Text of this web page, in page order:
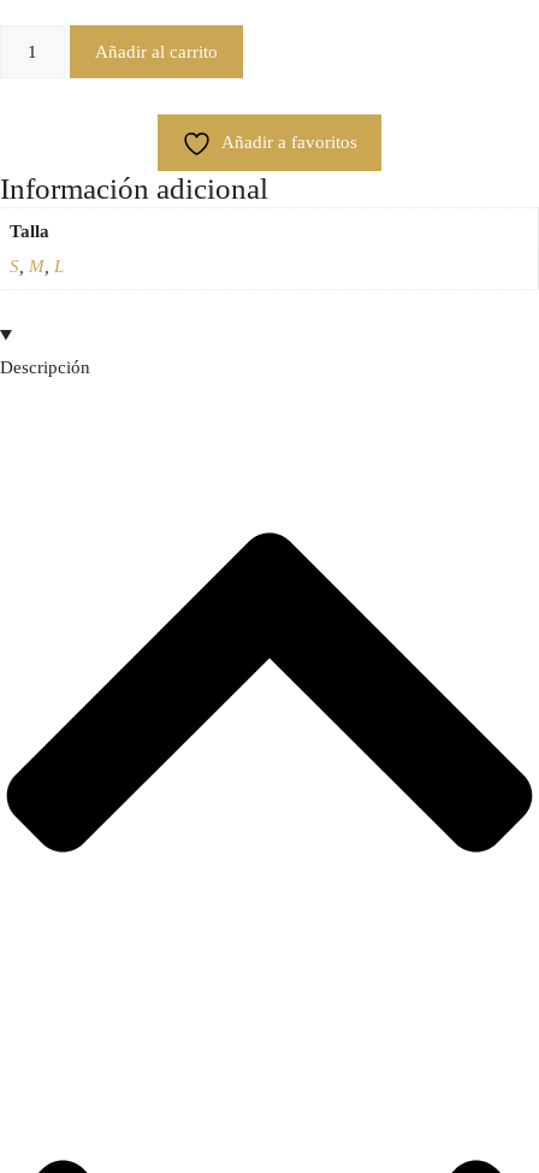
Añadir al carrito
Añadir a favoritos
Información adicional
Talla
S, M, L
Descripción